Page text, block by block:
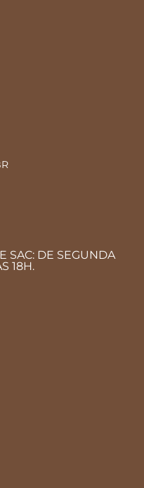
SAC: DE SEGUNDA
18H.